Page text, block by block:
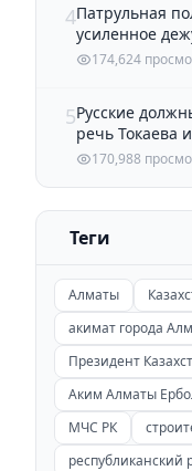
4Патрульная
усиленное
174,624
5Русские
речь Токаева
170,988
Теги
Алматы
акимат города
Президент
Аким Алматы
МЧС РК
республиканский